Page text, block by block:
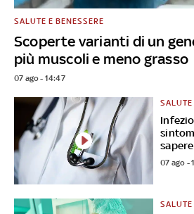
Scoperte varianti di un
più muscoli e meno grasso
SALUTE E BENESSERE
07 ago - 14:47
sapere
SALUTE
07 ago -
SALUTE